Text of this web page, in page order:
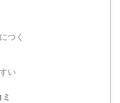
つく
い